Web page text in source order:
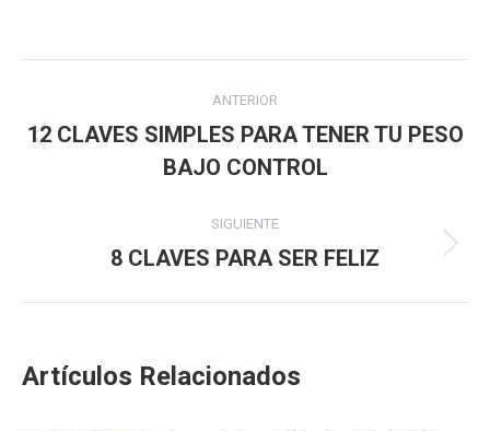
entre
publicaciones
ANTERIOR
Publicación
anterior:
12 CLAVES SIMPLES PARA TENER TU PESO
BAJO CONTROL
SIGUIENTE
Publicación
8 CLAVES PARA SER FELIZ
Artículos Relacionados